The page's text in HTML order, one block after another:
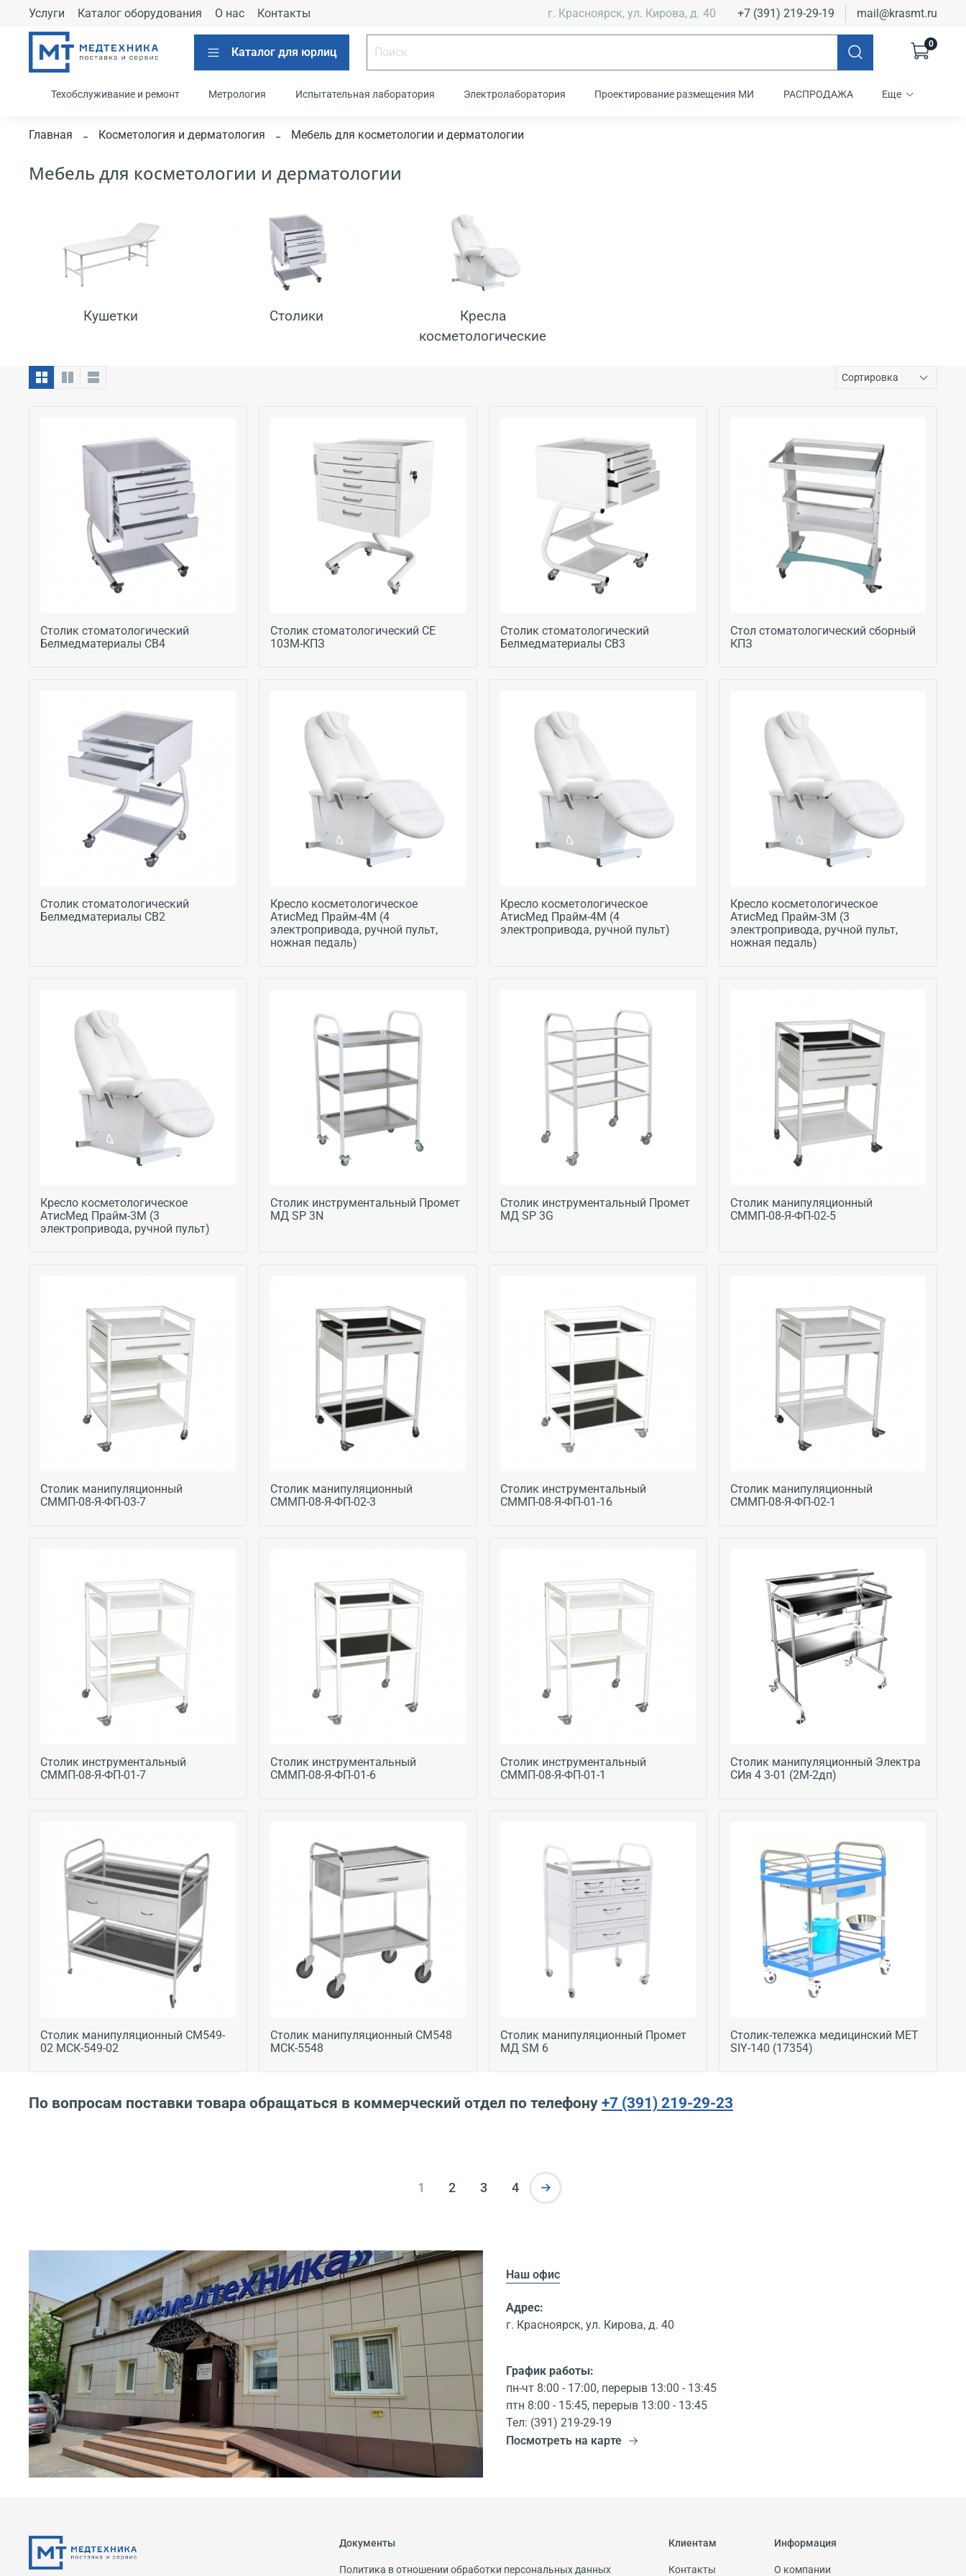
Услуги Каталог оборудования О нас Контакты г. Красноярск, ул. Кирова, д. 40 +7 (391) 219-29-19 mail@krasmt.ru
Каталог для юрлиц
0
Техобслуживание и ремонт Метрология Испытательная лаборатория Электролаборатория Проектирование размещения МИ РАСПРОДАЖА Еще
Главная Косметология и дерматология Мебель для косметологии и дерматологии
Мебель для косметологии и дерматологии
Кушетки Столики
Кресла
косметологические
Столик стоматологический
Белмедматериалы СВ4
Столик стоматологический СЕ
103М-КПЗ
Столик стоматологический
Белмедматериалы СВ3
Стол стоматологический сборный
КПЗ
Столик стоматологический
Белмедматериалы СВ2
Кресло косметологическое
АтисМед Прайм-4М (4
электропривода, ручной пульт,
ножная педаль)
Кресло косметологическое
АтисМед Прайм-4М (4
электропривода, ручной пульт)
Кресло косметологическое
АтисМед Прайм-3М (3
электропривода, ручной пульт,
ножная педаль)
Кресло косметологическое
АтисМед Прайм-3М (3
электропривода, ручной пульт)
Столик инструментальный Промет
МД SP 3N
Столик инструментальный Промет
МД SP 3G
Столик манипуляционный
СММП-08-Я-ФП-02-5
Столик манипуляционный
СММП-08-Я-ФП-03-7
Столик манипуляционный
СММП-08-Я-ФП-02-3
Столик инструментальный
СММП-08-Я-ФП-01-16
Столик манипуляционный
СММП-08-Я-ФП-02-1
Столик инструментальный
СММП-08-Я-ФП-01-7
Столик инструментальный
СММП-08-Я-ФП-01-6
Столик инструментальный
СММП-08-Я-ФП-01-1
Столик манипуляционный Электра
СИя 4 3-01 (2М-2дп)
Столик манипуляционный СМ549-
02 МСК-549-02
Столик манипуляционный СМ548
МСК-5548
Столик манипуляционный Промет
МД SM 6
Столик-тележка медицинский МЕТ
SIY-140 (17354)
По вопросам поставки товара обращаться в коммерческий отдел по телефону +7 (391) 219-29-23
1 2 3 4
Наш офис
Адрес:
г. Красноярск, ул. Кирова, д. 40
График работы:
пн-чт 8:00 - 17:00, перерыв 13:00 - 13:45
птн 8:00 - 15:45, перерыв 13:00 - 13:45
Тел: (391) 219-29-19
Посмотреть на карте
Документы
Политика в отношении обработки персональных данных
Клиентам
Контакты
Информация
О компании